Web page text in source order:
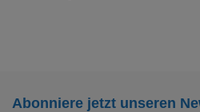
Abonniere jetzt unseren